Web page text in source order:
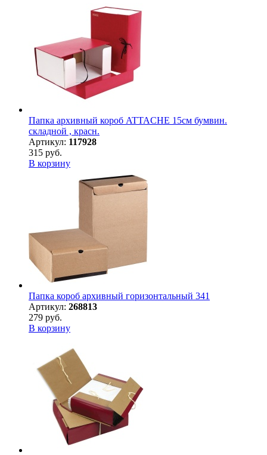
Папка архивный короб ATTACHE 15см бумвин.
складной , красн.
Артикул: 117928
315 руб.
В корзину
Папка короб архивный горизонтальный 341
Артикул: 268813
279 руб.
В корзину